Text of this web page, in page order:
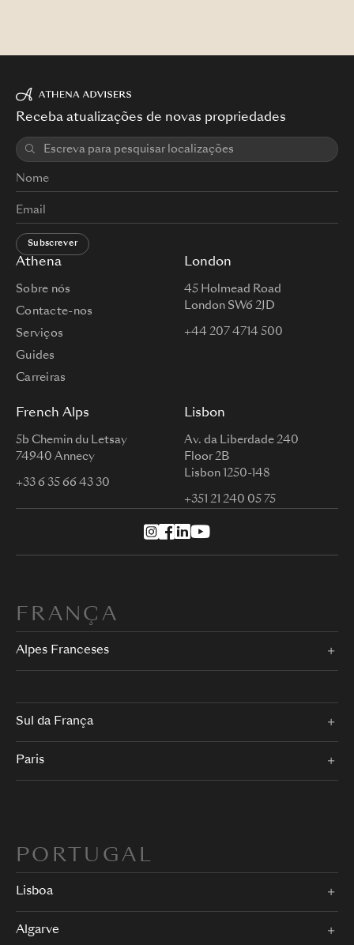
Athena
Sobre nós
Contacte-nos
Serviços
Guides
Carreiras
London
45 Holmead Road
London SW6 2JD
+44 207 4714 500
French Alps
5b Chemin du Letsay
74940 Annecy
+33 6 35 66 43 30
Lisbon
Av. da Liberdade 240
Floor 2B
Lisbon 1250-148
+351 21 240 05 75
Receba atualizações de novas propriedades
Subscrever
FRANÇA
Alpes Franceses
Sul da França
Paris
PORTUGAL
Lisboa
Algarve